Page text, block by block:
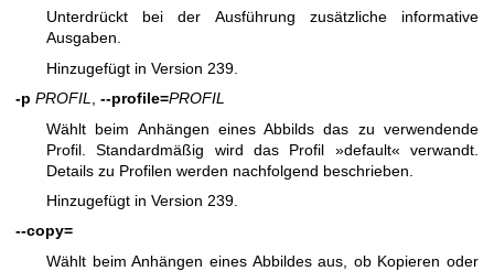
Unterdrückt bei der Ausführung zusätzliche informative
Ausgaben.
Hinzugefügt in Version 239.
-p PROFIL, --profile=PROFIL
Wählt beim Anhängen eines Abbilds das zu verwendende
Profil. Standardmäßig wird das Profil »default« verwandt.
Details zu Profilen werden nachfolgend beschrieben.
Hinzugefügt in Version 239.
--copy=
Wählt beim Anhängen eines Abbildes aus, ob Kopieren oder